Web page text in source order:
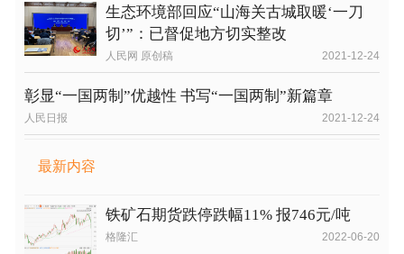
生态环境部回应“山海关古城取暖‘一刀
切’”：已督促地方切实整改
人民网 原创稿 2021-12-24
彰显“一国两制”优越性 书写“一国两制”新篇章
人民日报 2021-12-24
最新内容
铁矿石期货跌停跌幅11% 报746元/吨
格隆汇 2022-06-20